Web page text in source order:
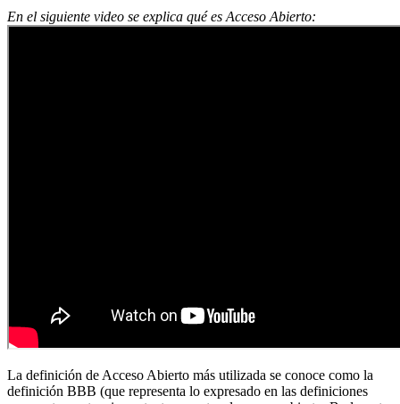
En el siguiente video se explica qué es Acceso Abierto:
La definición de Acceso Abierto más utilizada se conoce como la
definición BBB (que representa lo expresado en las definiciones